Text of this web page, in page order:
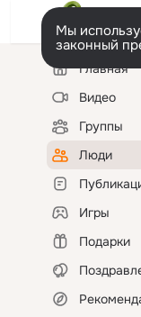
Мы
законный
Левая
колонкаГлавная
Видео
Группы
Люди
Игры
Подарки